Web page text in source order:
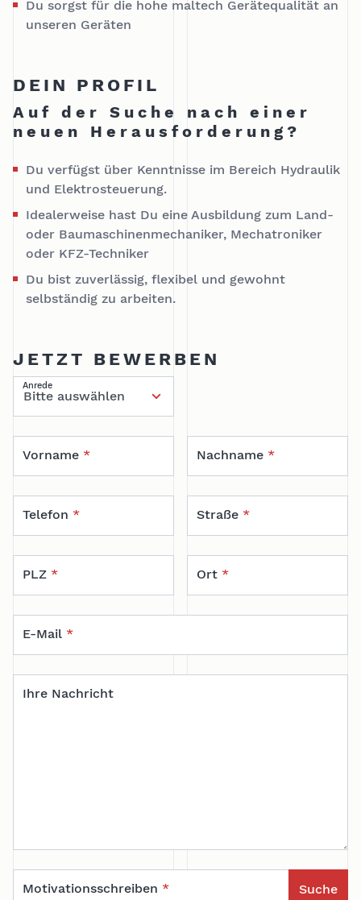
Du sorgst für die hohe maltech Gerätequalität an
unseren Geräten
DEIN PROFIL
Auf der Suche nach einer
neuen Herausforderung?
Du verfügst über Kenntnisse im Bereich Hydraulik
und Elektrosteuerung.
Idealerweise hast Du eine Ausbildung zum Land-
oder Baumaschinenmechaniker, Mechatroniker
oder KFZ-Techniker
Du bist zuverlässig, flexibel und gewohnt
selbständig zu arbeiten.
JETZT BEWERBEN
Anrede
Vorname * Nachname *
Telefon * Straße *
PLZ * Ort *
E-Mail *
Ihre Nachricht
Motivationsschreiben * Suche